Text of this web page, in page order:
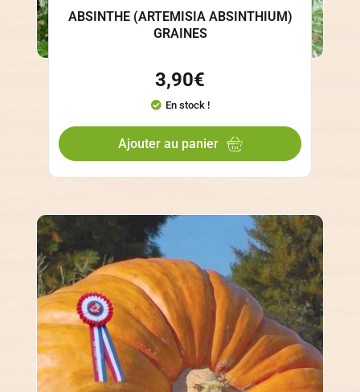
ABSINTHE (ARTEMISIA ABSINTHIUM)
GRAINES
3,90€
En stock !
Ajouter au panier